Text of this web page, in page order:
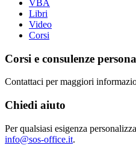
VBA
Libri
Video
Corsi
Corsi e consulenze
Contattaci per maggiori
Chiedi aiuto
Per qualsiasi esigenza
info@sos-office.it.